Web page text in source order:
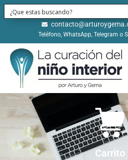
Teléfono, WhatsApp, Telegram o
Carrito